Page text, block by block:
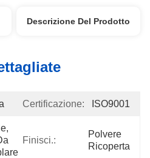
Descrizione Del Prodotto
Certificazione: ISO9001
Finisci.:
Polvere
Ricoperta